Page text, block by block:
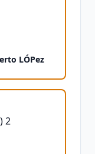
LÓPez
2